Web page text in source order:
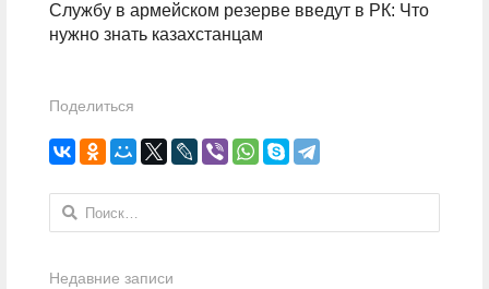
Службу в армейском резерве введут в РК: Что
нужно знать казахстанцам
Поделиться
Найти:
Недавние записи